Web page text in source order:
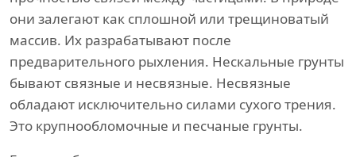
они залегают как сплошной или трещиноватый
массив. Их разрабатывают после
предварительного рыхления. Нескальные грунты
бывают связные и несвязные. Несвязные
обладают исключительно силами сухого трения.
Это крупнообломочные и песчаные грунты.